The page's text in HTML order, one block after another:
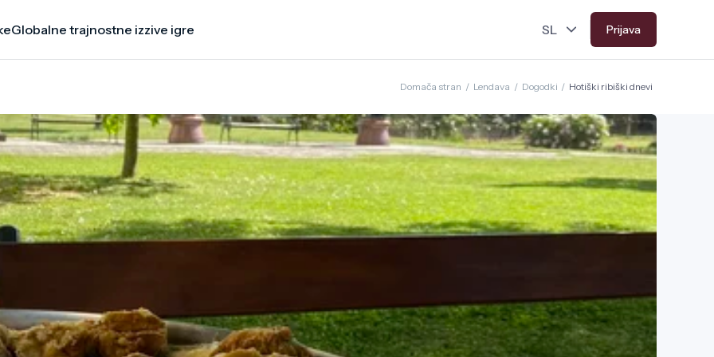
Globalne trajnostne izzive igre Prijava
Domača stran / Lendava / Dogodki / Hotiški ribiški dnevi